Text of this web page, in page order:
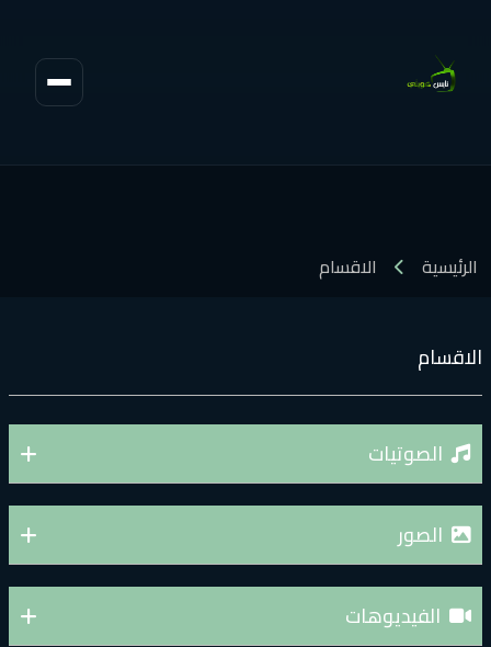
الرئيسية الاقسام
الصوتيات
الصور
الفيديوهات